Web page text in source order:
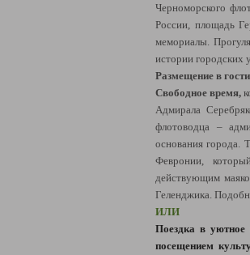
Черноморского
России, площадь
мемориалы.
истории городских
Размещение в
Свободное время,
Адмирала
флотоводца –
основания города.
Февронии,
действующим
Геленджика.
ИЛИ
Поездка в уютное
посещением